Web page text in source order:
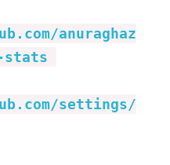
anuraghaz
stats
settings/